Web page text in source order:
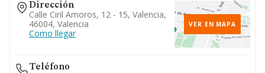
Dirección
Calle Ciril Amoros, 12 - 15, Valencia,
46004, Valencia
Como llegar
VER EN MAPA
Teléfono